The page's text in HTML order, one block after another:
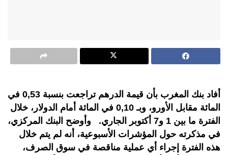
أفاد بنك المغرب بأن قيمة الدرهم تراجعت بنسبة 0,53 في
المائة مقابل الأورو، وبـ 0,10 في المائة أمام الدولار، خلال
الفترة ما بين 1 و7 أكتوبر الجاري. وأوضح البنك المركزي،
في مذكرته حول المؤشرات الأسبوعية، أنه لم يتم خلال
هذه الفترة إجراء أي عملية مناقصة في سوق الصرف،